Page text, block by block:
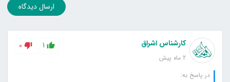
ارسال دیدگاه
کارشناس اشراق
2 ماه پیش
1
0
در پاسخ به: